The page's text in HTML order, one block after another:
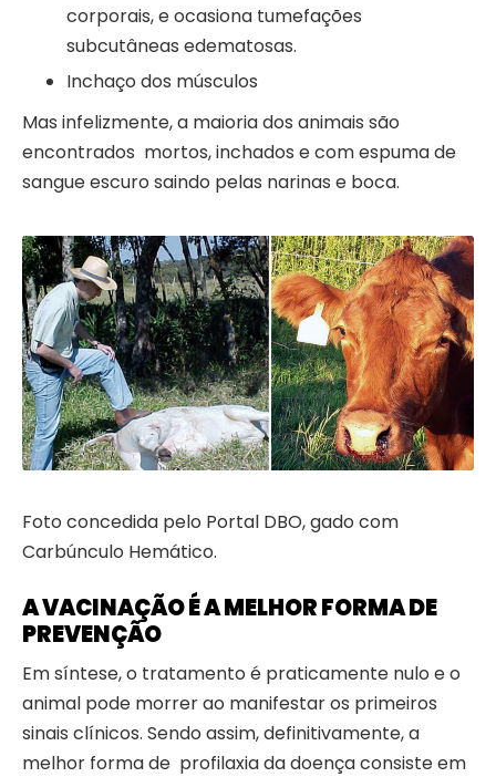
corporais, e ocasiona tumefações
subcutâneas edematosas.
Inchaço dos músculos
Mas infelizmente, a maioria dos animais são
encontrados mortos, inchados e com espuma de
sangue escuro saindo pelas narinas e boca.
Foto concedida pelo Portal DBO, gado com
Carbúnculo Hemático.
A VACINAÇÃO É A MELHOR FORMA DE
PREVENÇÃO
Em síntese, o tratamento é praticamente nulo e o
animal pode morrer ao manifestar os primeiros
sinais clínicos. Sendo assim, definitivamente, a
melhor forma de profilaxia da doença consiste em